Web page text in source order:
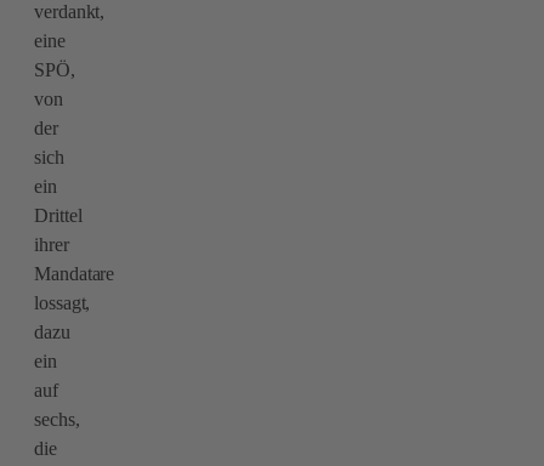
verdankt,
eine
SPÖ,
von
der
sich
ein
Drittel
ihrer
Mandatare
lossagt,
dazu
ein
auf
sechs,
die